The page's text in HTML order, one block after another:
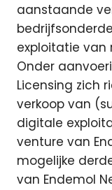
aanstaande
exploitatie van
Onder
Licensing zich
verkoop van
digitale
venture van
mogelijke
van Endemol